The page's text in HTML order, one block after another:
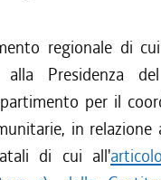
regionale di
alla Presidenza
per il
in relazione
di cui all'